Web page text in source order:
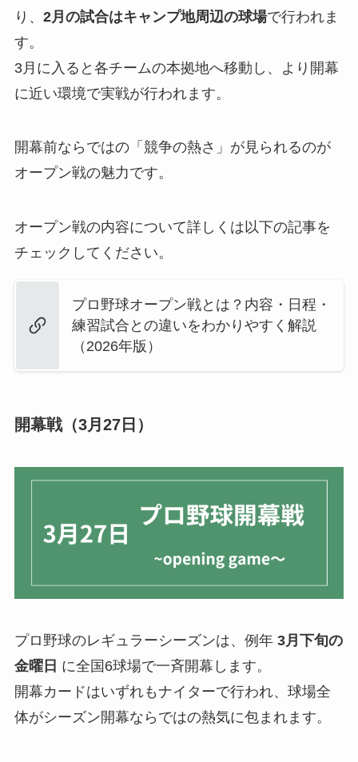
り、 2月の試合はキャンプ地周辺の球場で行われま
す。
3月に入ると各チームの本拠地へ移動し、より開幕
に近い環境で実戦が行われます。
開幕前ならではの「競争の熱さ」が見られるのが
オープン戦の魅力です。
オープン戦の内容について詳しくは以下の記事を
チェックしてください。
プロ野球オープン戦とは？内容・日程・
練習試合との違いをわかりやすく解説
（2026年版）
開幕戦（3月27日）
プロ野球のレギュラーシーズンは、例年 3月下旬の
金曜日 に全国6球場で一斉開幕します。
開幕カードはいずれもナイターで行われ、球場全
体がシーズン開幕ならではの熱気に包まれます。